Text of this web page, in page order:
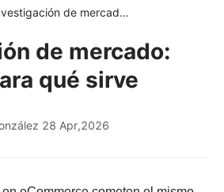
Investigación de mercado: Qué es y para qué sirve
de mercado:
qué sirve
28 Apr,2026